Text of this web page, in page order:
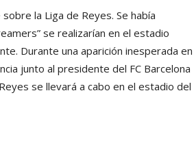
la Liga de Reyes. Se había
se realizarían en el estadio
Durante una aparición inesperada en
junto al presidente del FC Barcelona
se llevará a cabo en el estadio del